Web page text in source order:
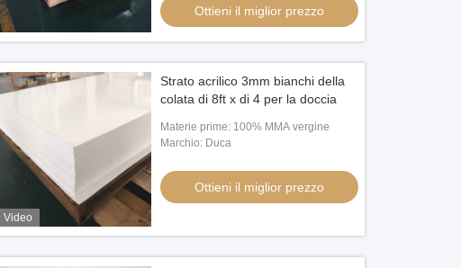
Ottieni il miglior prezzo
Video
Strato acrilico 3mm bianchi della
colata di 8ft x di 4 per la doccia
Materie prime: 100% MMA vergine
Marchio: Duca
Ottieni il miglior prezzo